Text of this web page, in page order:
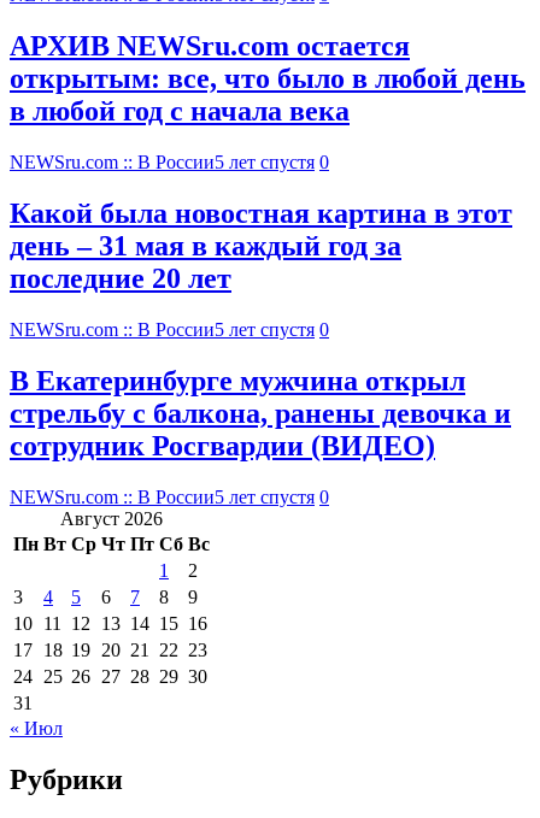
АРХИВ NEWSru.com остается
открытым: все, что было в любой день
в любой год с начала века
NEWSru.com :: В России5 лет спустя 0
Какой была новостная картина в этот
день – 31 мая в каждый год за
последние 20 лет
NEWSru.com :: В России5 лет спустя 0
В Екатеринбурге мужчина открыл
стрельбу с балкона, ранены девочка и
сотрудник Росгвардии (ВИДЕО)
NEWSru.com :: В России5 лет спустя 0
Август 2026
Пн Вт Ср Чт Пт Сб Вс
1
2
3
4 5 6 7 8
9
10 11 12 13 14 15 16
17 18 19 20 21 22 23
24 25 26 27 28 29 30
31
« Июл
Рубрики